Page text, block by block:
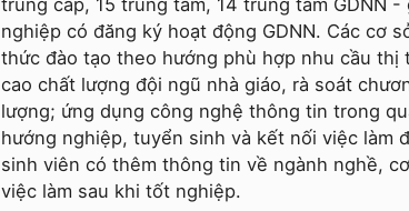
nghiệp có đăng ký hoạt động GDNN. Các cơ
thức đào tạo theo hướng phù hợp nhu cầu thị
cao chất lượng đội ngũ nhà giáo, rà soát
lượng; ứng dụng công nghệ thông tin trong
hướng nghiệp, tuyển sinh và kết nối việc làm
sinh viên có thêm thông tin về ngành nghề,
việc làm sau khi tốt nghiệp.